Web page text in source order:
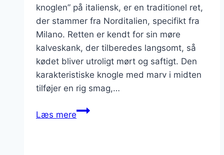
knoglen” på italiensk, er en traditionel ret,
der stammer fra Norditalien, specifikt fra
Milano. Retten er kendt for sin møre
kalveskank, der tilberedes langsomt, så
kødet bliver utroligt mørt og saftigt. Den
karakteristiske knogle med marv i midten
tilføjer en rig smag,…
Læs mereOssobuco